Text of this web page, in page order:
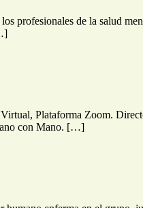
profesionales de la salud
Plataforma Zoom.
con Mano. […]